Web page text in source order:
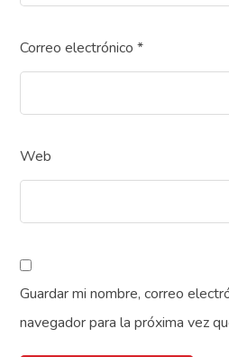
Correo electrónico*
Web
Guardar mi nombre, correo
navegador para la próxima vez